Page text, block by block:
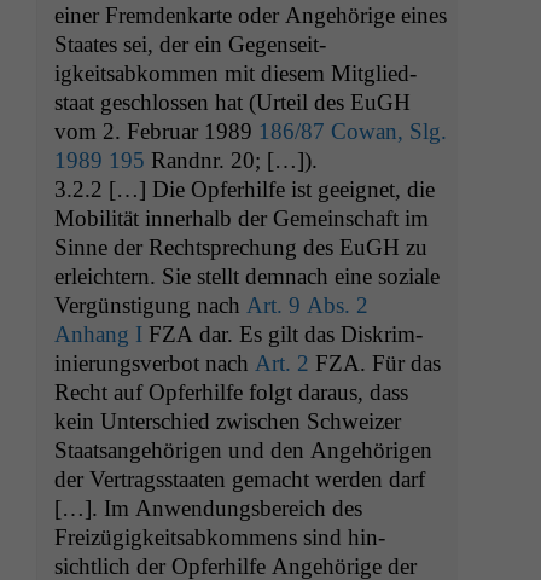
ein­er Frem­denkarte oder Ange­hörige eines
Staates sei, der ein Gegen­seit­
igkeitsabkom­men mit diesem Mit­glied­
staat geschlossen hat (Urteil des EuGH
vom 2. Feb­ru­ar 1989 186/87 Cow­an, Slg.
1989 195 Rand­nr. 20; […]).
3.2.2 […] Die Opfer­hil­fe ist geeignet, die
Mobil­ität inner­halb der Gemein­schaft im
Sinne der Recht­sprechung des EuGH zu
erle­ichtern. Sie stellt dem­nach eine soziale
Vergün­s­ti­gung nach Art. 9 Abs. 2
Anhang I FZA dar. Es gilt das Diskri­m­
inierungsver­bot nach Art. 2 FZA. Für das
Recht auf Opfer­hil­fe fol­gt daraus, dass
kein Unter­schied zwis­chen Schweiz­er
Staat­sange­höri­gen und den Ange­höri­gen
der Ver­tragsstaat­en gemacht wer­den darf
[…]. Im Anwen­dungs­bere­ich des
Freizügigkeitsabkom­mens sind hin­
sichtlich der Opfer­hil­fe Ange­hörige der